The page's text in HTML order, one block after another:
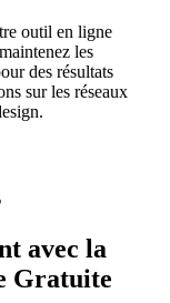
outil en ligne
les
des résultats
sur les réseaux
avec la
Gratuite